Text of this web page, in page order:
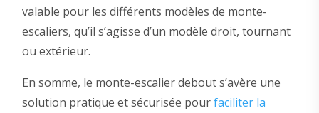
valable pour les différents modèles de monte-
escaliers, qu’il s’agisse d’un modèle droit, tournant
ou extérieur.
En somme, le monte-escalier debout s’avère une
solution pratique et sécurisée pourfaciliter la